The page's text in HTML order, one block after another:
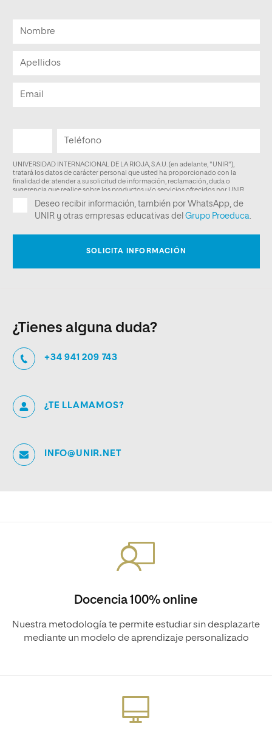
¿Tienes alguna duda?
+34 941 209 743
¿TE LLAMAMOS?
INFO@UNIR.NET
Docencia 100% online
Nuestra metodología te permite estudiar sin desplazarte
mediante un modelo de aprendizaje personalizado